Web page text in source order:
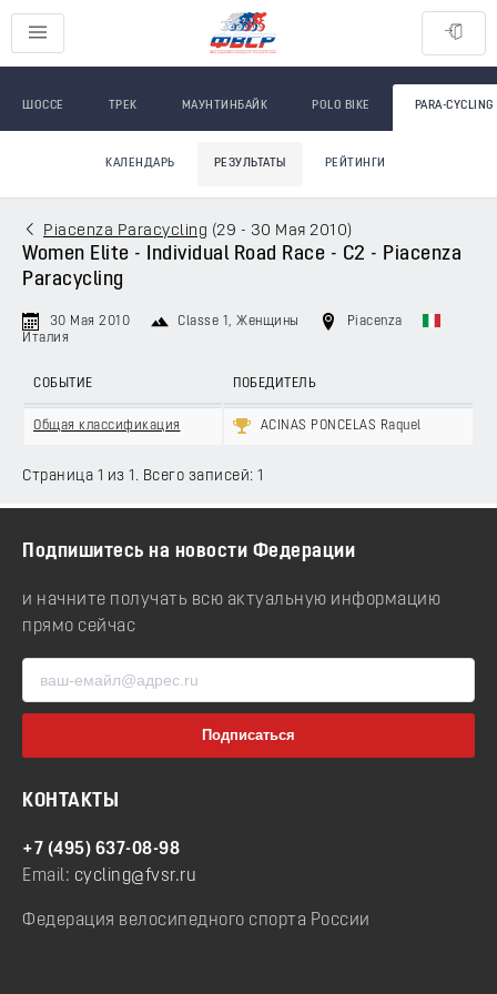
ШОССЕ ТРЕК МАУНТИНБАЙК POLO BIKE PARA-CYCLING
КАЛЕНДАРЬ РЕЗУЛЬТАТЫ РЕЙТИНГИ
Piacenza Paracycling (29 - 30 Мая 2010)
Women Elite - Individual Road Race - C2 - Piacenza
Paracycling
30 Мая 2010 Classe 1 , Женщины
Piacenza
Италия
СОБЫТИЕ ПОБЕДИТЕЛЬ
Общая классификация ACINAS PONCELAS Raquel
Страница 1 из 1. Всего записей: 1
Подпишитесь на новости Федерации
и начните получать всю актуальную информацию
прямо сейчас
КОНТАКТЫ
+7 (495) 637-08-98
Email: cycling@fvsr.ru
Федерация велосипедного спорта России